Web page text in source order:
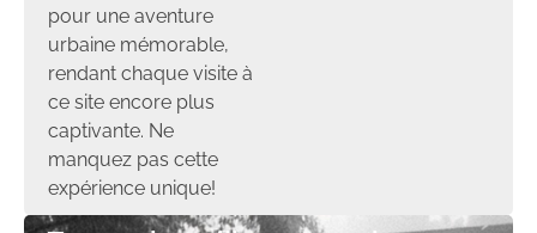
pour une aventure
urbaine mémorable,
rendant chaque visite à
ce site encore plus
captivante. Ne
manquez pas cette
expérience unique!